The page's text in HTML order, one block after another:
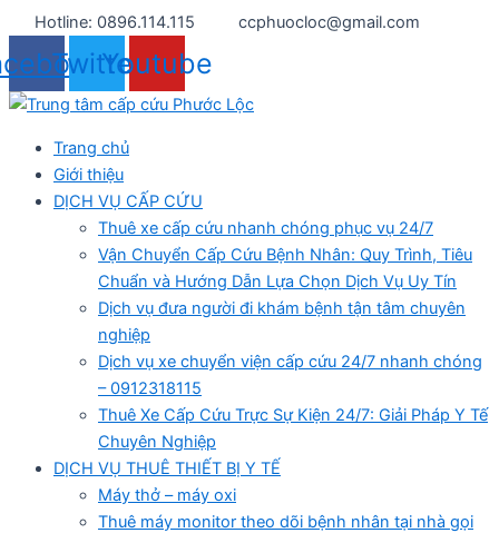
Nhảy
tới
nội
dung
Hotline: 0896.114.115 ccphuocloc@gmail.com
TwitterYoutube
Trang chủ
Giới thiệu
DỊCH VỤ CẤP CỨU
Thuê xe cấp cứu nhanh chóng phục vụ 24/7
Vận Chuyển Cấp Cứu Bệnh Nhân: Quy Trình, Tiêu
Chuẩn và Hướng Dẫn Lựa Chọn Dịch Vụ Uy Tín
Dịch vụ đưa người đi khám bệnh tận tâm chuyên
nghiệp
Dịch vụ xe chuyển viện cấp cứu 24/7 nhanh chóng
– 0912318115
Thuê Xe Cấp Cứu Trực Sự Kiện 24/7: Giải Pháp Y Tế
Chuyên Nghiệp
DỊCH VỤ THUÊ THIẾT BỊ Y TẾ
Máy thở – máy oxi
Thuê máy monitor theo dõi bệnh nhân tại nhà gọi